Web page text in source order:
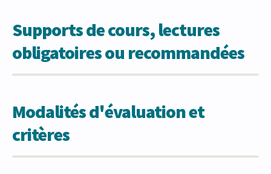
Supports de cours, lectures
obligatoires ou recommandées
Modalités d'évaluation et
critères